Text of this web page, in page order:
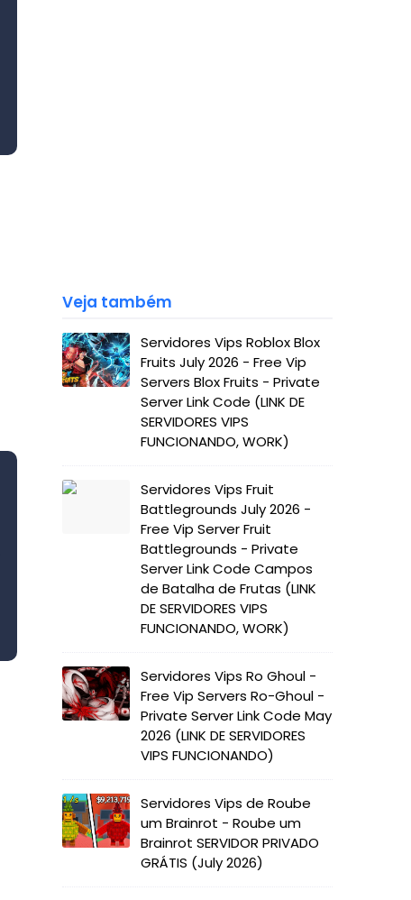
Veja também
Servidores Vips Roblox Blox
Fruits July 2026 - Free Vip
Servers Blox Fruits - Private
Server Link Code (LINK DE
SERVIDORES VIPS
FUNCIONANDO, WORK)
Servidores Vips Fruit
Battlegrounds July 2026 -
Free Vip Server Fruit
Battlegrounds - Private
Server Link Code Campos
de Batalha de Frutas (LINK
DE SERVIDORES VIPS
FUNCIONANDO, WORK)
Servidores Vips Ro Ghoul -
Free Vip Servers Ro-Ghoul -
Private Server Link Code May
2026 (LINK DE SERVIDORES
VIPS FUNCIONANDO)
Servidores Vips de Roube
um Brainrot - Roube um
Brainrot SERVIDOR PRIVADO
GRÁTIS (July 2026)